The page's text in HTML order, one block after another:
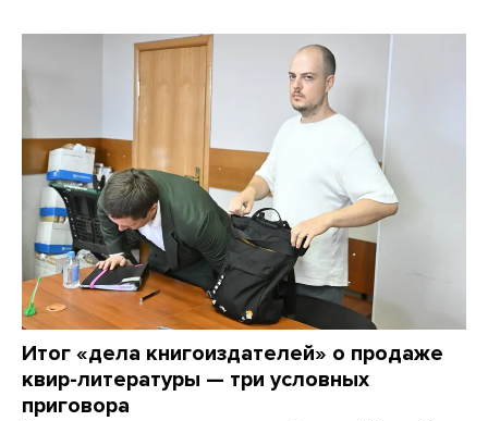
Итог «дела книгоиздателей» о продаже
квир-литературы — три условных
приговора